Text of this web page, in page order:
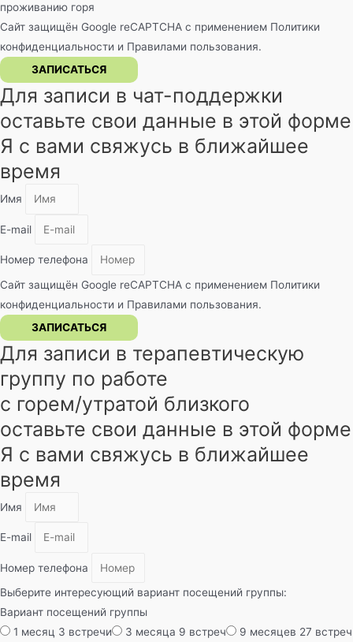
проживанию горя
Сайт защищён Google reCAPTCHA с применением Политики
конфиденциальности и Правилами пользования.
ЗАПИСАТЬСЯ
Для записи в чат-поддержки
оставьте свои данные в этой форме
Я с вами свяжусь в ближайшее
время
Имя
E-mail
Номер телефона
Сайт защищён Google reCAPTCHA с применением Политики
конфиденциальности и Правилами пользования.
ЗАПИСАТЬСЯ
Для записи в терапевтическую
группу по работе
с горем/утратой близкого
оставьте свои данные в этой форме
Я с вами свяжусь в ближайшее
время
Имя
E-mail
Номер телефона
Выберите интересующий вариант посещений группы:
Вариант посещений группы
1 месяц 3 встречи
3 месяца 9 встреч 9 месяцев 27 встреч